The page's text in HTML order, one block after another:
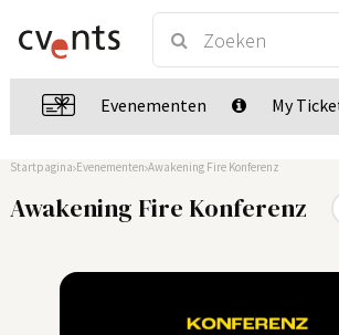
Evenementen My
Startpagina Evenementen Awakening Fire Konferenz
Awakening Fire Konferenz